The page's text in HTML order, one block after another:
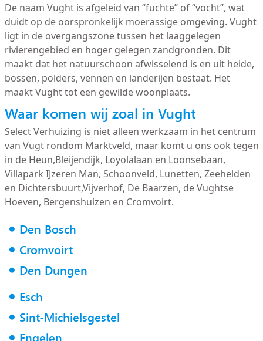
De naam Vught is afgeleid van “fuchte” of “vocht”, wat
duidt op de oorspronkelijk moerassige omgeving. Vught
ligt in de overgangszone tussen het laaggelegen
rivierengebied en hoger gelegen zandgronden. Dit
maakt dat het natuurschoon afwisselend is en uit heide,
bossen, polders, vennen en landerijen bestaat. Het
maakt Vught tot een gewilde woonplaats.
Waar komen wij zoal in Vught
Select Verhuizing is niet alleen werkzaam in het centrum
van Vugt rondom Marktveld, maar komt u ons ook tegen
in de Heun,Bleijendijk, Loyolalaan en Loonsebaan,
Villapark IJzeren Man, Schoonveld, Lunetten, Zeehelden
en Dichtersbuurt,Vijverhof, De Baarzen, de Vughtse
Hoeven, Bergenshuizen en Cromvoirt.
Den Bosch
Cromvoirt
Den Dungen
Esch
Sint-Michielsgestel